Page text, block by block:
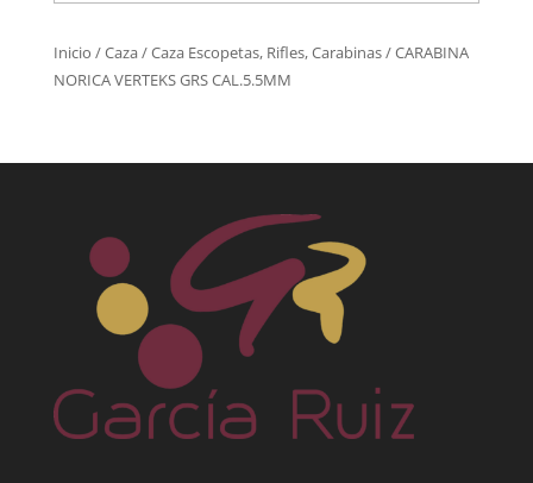
Inicio /Caza/Caza Escopetas, Rifles, Carabinas/ CARABINA
NORICA VERTEKS GRS CAL.5.5MM